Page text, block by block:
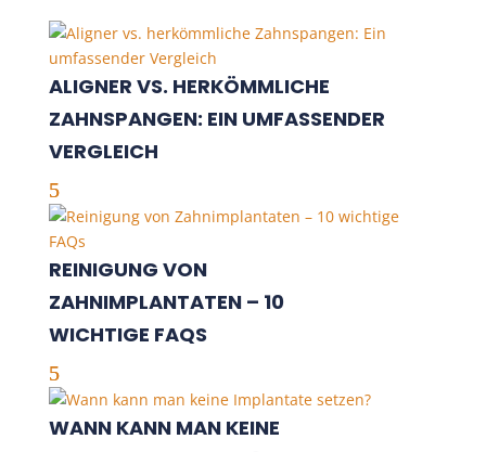
ALIGNER VS. HERKÖMMLICHE
ZAHNSPANGEN: EIN UMFASSENDER
VERGLEICH
REINIGUNG VON
ZAHNIMPLANTATEN – 10
WICHTIGE FAQS
WANN KANN MAN KEINE